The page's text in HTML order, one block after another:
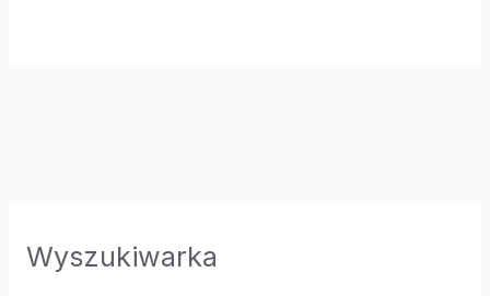
Wyszukiwarka